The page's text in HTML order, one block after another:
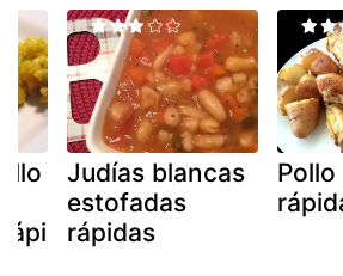
Judías blancas
estofadas
rápidas
Pollo